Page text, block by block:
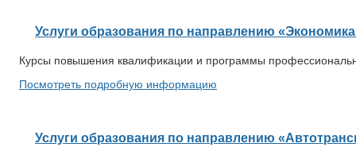
Услуги образования по направлению
Курсы повышения квалификации и программы
Посмотреть подробную информацию
Услуги образования по направлению